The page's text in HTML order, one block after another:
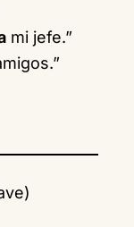
mi jefe.”